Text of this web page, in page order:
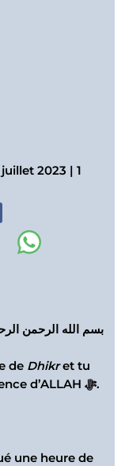
juillet 2023 | 1
بسم الله الرحمن
de Dhikret tu
n’as pas ressenti La Présence d’ALLAH ﷻ.
une heure de